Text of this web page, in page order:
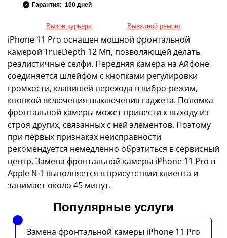
Гарантия: 100 дней
Вызов курьера Выездной ремонт
iPhone 11 Pro оснащен мощной фронтальной
камерой TrueDepth 12 Мп, позволяющей делать
реалистичные селфи. Передняя камера на Айфоне
соединяется шлейфом с кнопками регулировки
громкости, клавишей перехода в вибро-режим,
кнопкой включения-выключения гаджета. Поломка
фронтальной камеры может привести к выходу из
строя других, связанных с ней элементов. Поэтому
при первых признаках неисправности
рекомендуется немедленно обратиться в сервисный
центр. Замена фронтальной камеры iPhone 11 Pro в
Apple №1 выполняется в присутствии клиента и
занимает около 45 минут.
Популярные услуги
Замена фронтальной камеры iPhone 11 Pro